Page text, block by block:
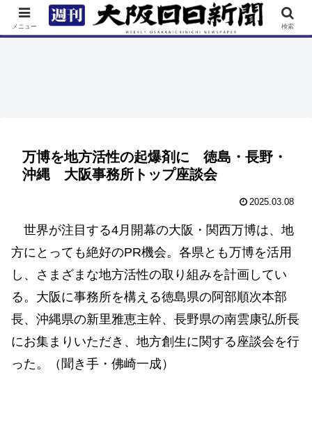
TOP 特集 ニュース 連載 街ネタ イベント
万博を地方活性の起爆剤に 徳島・長野・
沖縄 大阪事務所トップ座談会
2025.03.08
世界が注目する4月開幕の大阪・関西万博は、地
方にとっても絶好のPR機会。各県とも万博を活用
し、さまざまな地方活性の取り組みを計画してい
る。大阪に事務所を構える徳島県の阿部順次本部
長、沖縄県の新里雅恵主幹、長野県の南雲康弘所長
にお集まりいただき、地方創生に関する座談会を行
った。（聞き手・佛崎一成）
メニュー 検索